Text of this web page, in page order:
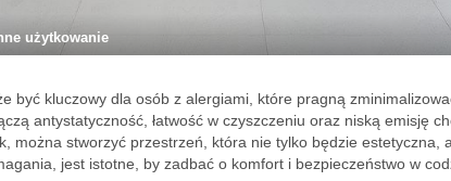
użytkowanie
być kluczowy dla osób z alergiami, które pragną
antystatyczność, łatwość w czyszczeniu oraz niską emisję
można stworzyć przestrzeń, która nie tylko będzie estetyczna,
jest istotne, by zadbać o komfort i bezpieczeństwo w